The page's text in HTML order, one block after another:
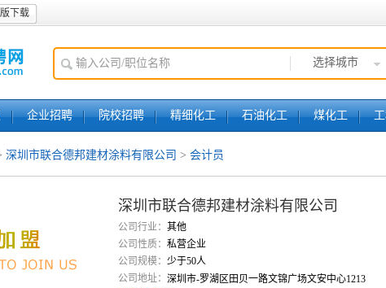
下载
选择城市
企业招聘 院校招聘 精细化工 石油化工 煤化工
深圳市联合德邦建材涂料有限公司 > 会计员
深圳市联合德邦建材涂料有限公司
公司行业： 其他
公司性质： 私营企业
公司规模： 少于50人
公司地址： 深圳市-罗湖区田贝一路文锦广场文安中心1213